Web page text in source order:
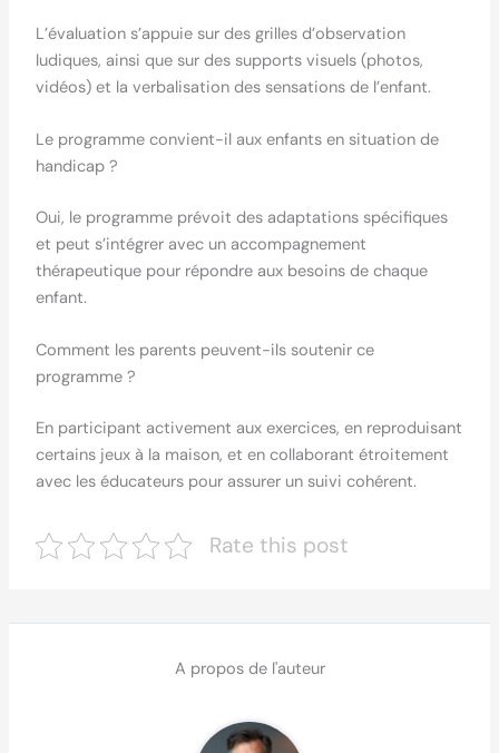
L’évaluation s’appuie sur des grilles d’observation
ludiques, ainsi que sur des supports visuels (photos,
vidéos) et la verbalisation des sensations de l’enfant.
Le programme convient-il aux enfants en situation de
handicap ?
Oui, le programme prévoit des adaptations spécifiques
et peut s’intégrer avec un accompagnement
thérapeutique pour répondre aux besoins de chaque
enfant.
Comment les parents peuvent-ils soutenir ce
programme ?
En participant activement aux exercices, en reproduisant
certains jeux à la maison, et en collaborant étroitement
avec les éducateurs pour assurer un suivi cohérent.
Rate this post
A propos de l'auteur